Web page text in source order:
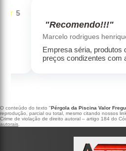
"Recomendo!!!"
Marcelo rodrigues henrique
Empresa séria, produtos de
preços condizentes com a
O conteúdo do texto "Pérgola da Piscina Valor
reprodução, parcial ou total, mesmo citando nossos
Crime de violação de direito autoral – artigo 184 do
autorais